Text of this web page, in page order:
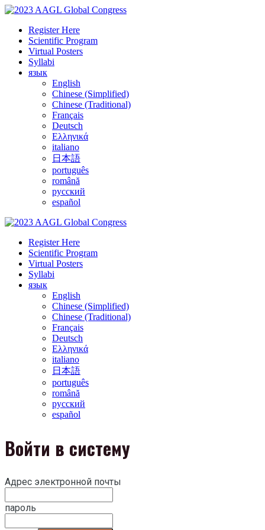
Register Here
Scientific Program
Virtual Posters
Syllabi
язык
English
Chinese (Simplified)
Chinese (Traditional)
Français
Deutsch
Ελληνικά
italiano
日本語
português
română
русский
español
Register Here
Scientific Program
Virtual Posters
Syllabi
язык
English
Chinese (Simplified)
Chinese (Traditional)
Français
Deutsch
Ελληνικά
italiano
日本語
português
română
русский
español
Войти в систему
Адрес электронной почты
пароль